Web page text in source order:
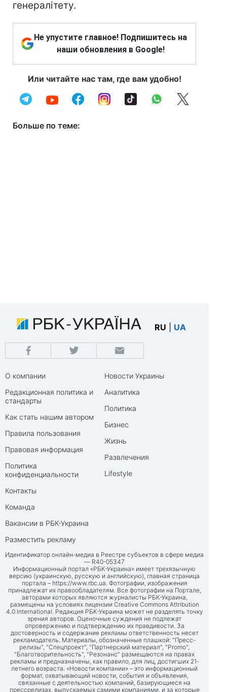
генералітету.
Не упустите главное! Подпишитесь на
наши обновления в Google!
Или читайте нас там, где вам удобно!
Больше по теме:
RU UA
О компании
Редакционная политика и
стандарты
Как стать нашим автором
Правила пользования
Правовая информация
Политика
конфиденциальности
Контакты
Команда
Вакансии в РБК-Украина
Разместить рекламу
Новости Украины
Аналитика
Политика
Бизнес
Жизнь
Развлечения
Lifestyle
Идентификатор онлайн-медиа в Реестре субъектов в сфере медиа
— R40-05347
Информационный портал «РБК-Украина» имеет трехязычную
версию (украинскую, русскую и английскую), главная страница
портала – https://www.rbc.ua. Фотографии, изображения
принадлежат их правообладателям. Все фотографии на Портале,
авторами которых являются журналисты РБК-Украина,
размещены на условиях лицензии Creative Commons Attribution
4.0 International. Редакция РБК-Украина может не разделять точку
зрения авторов. Оценочные суждения не подлежат
опровержению и подтверждению их правдивости. За
достоверность и содержание рекламы ответственность несет
рекламодатель. Материалы, обозначенные плашкой: "Пресс-
релизы", "Спецпроект", "Партнерский материал", "Promo",
"Благотворительность", "Резонанс" размещаются на правах
рекламы и предназначены, как правило, для лиц, достигших 21-
летнего возраста. «Новости компании» – это информационный
формат, охватывающий новости, события и объявления,
связанные с деятельностью компаний, базирующиеся на
прессрелизах, выпускаемых самими компаниями, и за которые